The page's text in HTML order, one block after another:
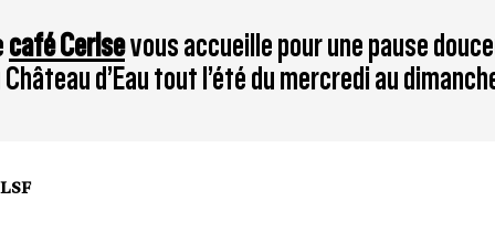
café Cerisevous accueille pour une pause
d’Eau tout l’été du mercredi au